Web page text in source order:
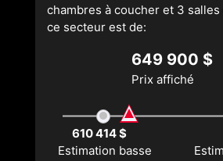
chambres à coucher et 3 salles
ce secteur est de:
649 900 $
Prix affiché
610 414 $
Estimation basse